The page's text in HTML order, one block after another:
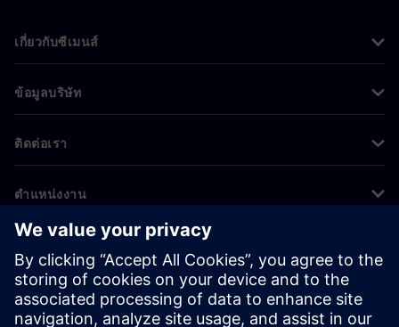
เกี่ยวกับซีเมนส์
ข้อมูลบริษัท
ติดต่อเรา
ตำแหน่งงาน
©Siemens 2026
ข้อมูลองค์กร